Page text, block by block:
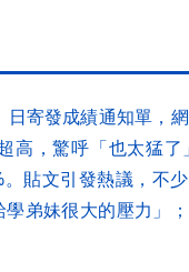
寄發成績通知單，
高，驚呼「也太猛
貼文引發熱議，不
弟妹很大的壓力」